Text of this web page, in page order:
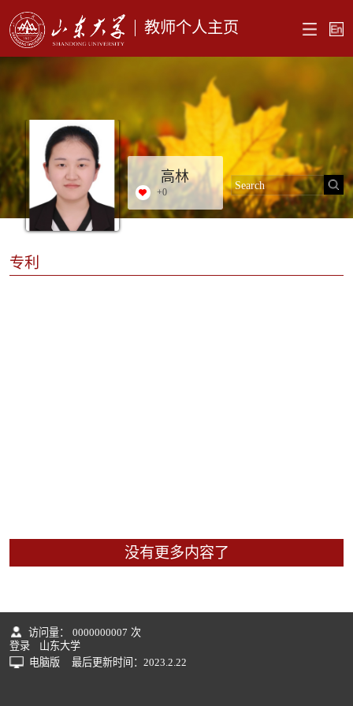
教师个人主页
高林
+0
专利
没有更多内容了
访问量： 0000000007 次
登录
山东大学
电脑版
最后更新时间： 2023 2 22